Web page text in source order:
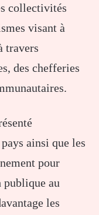
collectivités
visant à
travers
des chefferies
ainsi que les
pour
au
les